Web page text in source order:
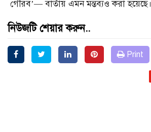
গৌরব’— বার্তায় এমন মন্তব্যও করা হয়েছে।
নিউজটি শেয়ার করুন..
Print